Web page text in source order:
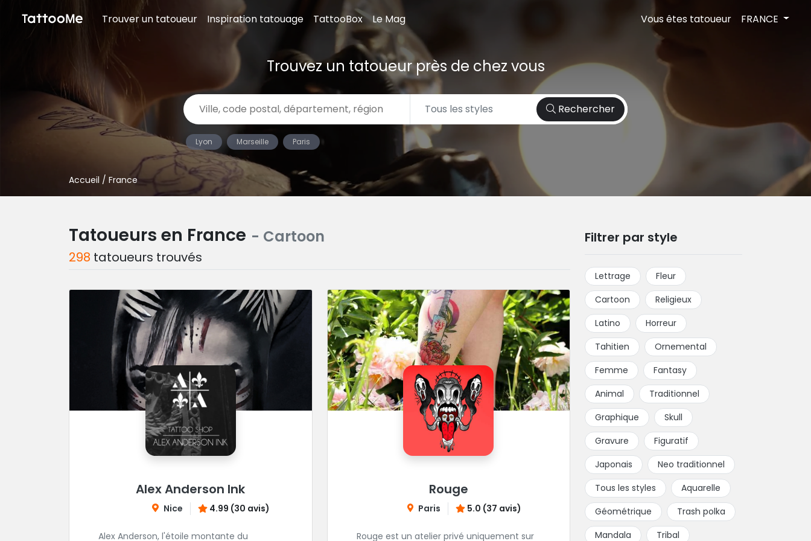
Trouver un tatoueur Inspiration tatouage TattooBox Le Mag Vous êtes tatoueur FRANCE
Trouvez un tatoueur près de chez vous
Rechercher
Lyon Marseille Paris
Accueil / France
Tatoueurs en France - Cartoon
298 tatoueurs trouvés
Alex Anderson Ink
Nice 4.99 (30 avis)
Alex Anderson, l'étoile montante du
Rouge
Paris 5.0 (37 avis)
Rouge est un atelier privé uniquement sur
Filtrer par style
Lettrage
Fleur
Cartoon
Religieux
Latino
Horreur
Tahitien
Ornemental
Femme
Fantasy
Animal
Traditionnel
Graphique
Skull
Gravure
Figuratif
Japonais
Neo traditionnel
Tous les styles
Aquarelle
Géométrique
Trash polka
Mandala
Tribal